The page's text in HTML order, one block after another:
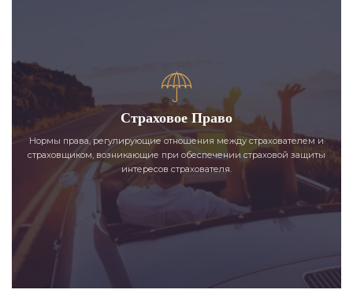
Страховое Право
Нормы права, регулирующие отношения между страхователем и
страховщиком, возникающие при обеспечении страховой защиты
интересов страхователя.